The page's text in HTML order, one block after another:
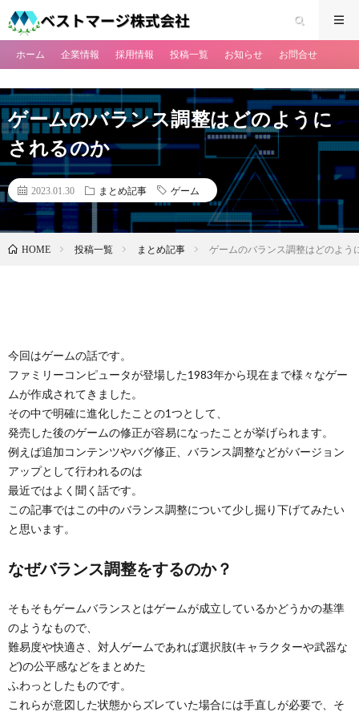
ホーム 企業情報 採用情報 投稿一覧 お知らせ お問合せ
ゲームのバランス調整はどのように
されるのか
2023.01.30 まとめ記事 ゲーム
HOME 投稿一覧 まとめ記事 ゲームのバランス調整はどのよう
今回はゲームの話です。
ファミリーコンピュータが登場した1983年から現在まで様々なゲー
ムが作成されてきました。
その中で明確に進化したことの1つとして、
発売した後のゲームの修正が容易になったことが挙げられます。
例えば追加コンテンツやバグ修正、バランス調整などがバージョン
アップとして行われるのは
最近ではよく聞く話です。
この記事ではこの中のバランス調整について少し掘り下げてみたい
と思います。
なぜバランス調整をするのか？
そもそもゲームバランスとはゲームが成立しているかどうかの基準
のようなもので、
難易度や快適さ、対人ゲームであれば選択肢(キャラクターや武器な
ど)の公平感などをまとめた
ふわっとしたものです。
これらが意図した状態からズレていた場合には手直しが必要で、そ